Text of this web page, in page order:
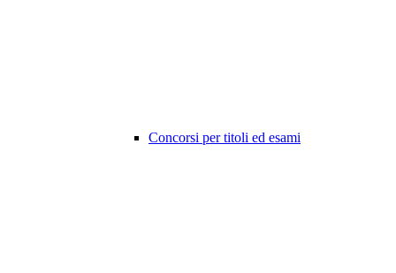
Concorsi per titoli ed esami